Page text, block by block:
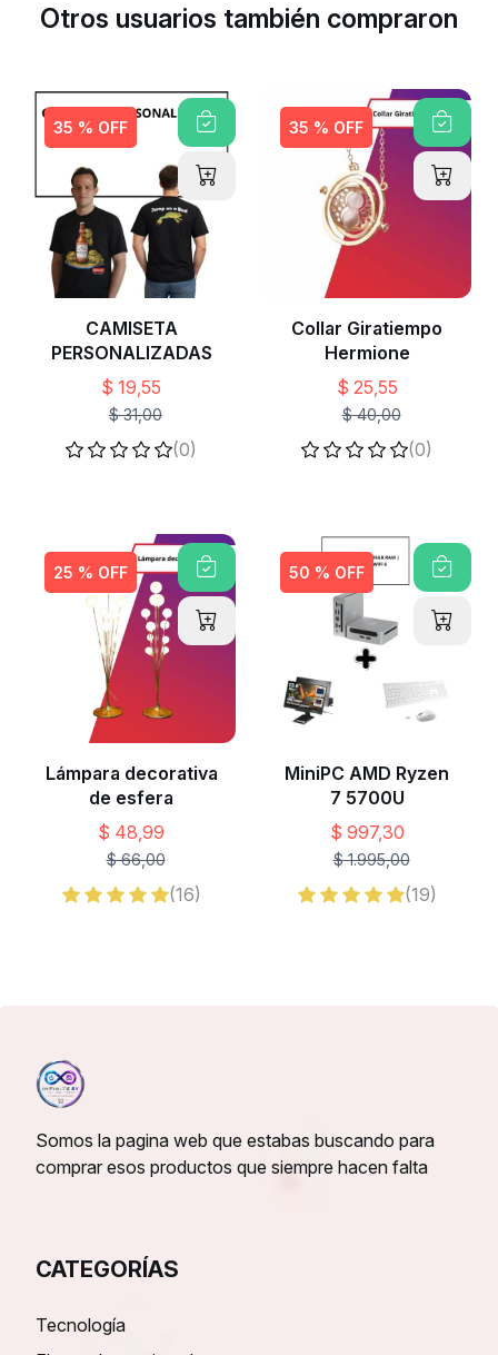
Otros usuarios también compraron
35 % OFF
CAMISETA
PERSONALIZADAS
$ 19,55
$ 31,00
(0)
35 % OFF
Collar Giratiempo
Hermione
$ 25,55
$ 40,00
(0)
25 % OFF
Lámpara decorativa
de esfera
$ 48,99
$ 66,00
(16)
50 % OFF
MiniPC AMD Ryzen
7 5700U
$ 997,30
$ 1.995,00
(19)
Somos la pagina web que estabas buscando para
comprar esos productos que siempre hacen falta
CATEGORÍAS
Tecnología